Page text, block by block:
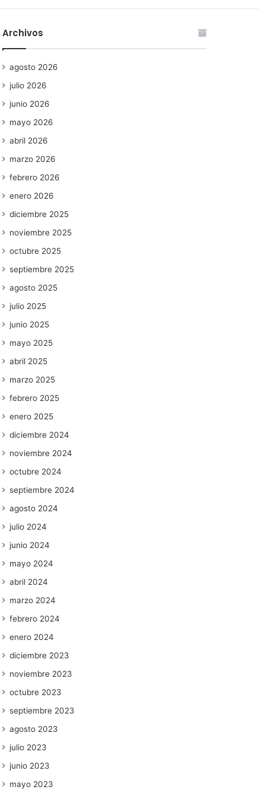
Archivos
agosto 2026
julio 2026
junio 2026
mayo 2026
abril 2026
marzo 2026
febrero 2026
enero 2026
diciembre 2025
noviembre 2025
octubre 2025
septiembre 2025
agosto 2025
julio 2025
junio 2025
mayo 2025
abril 2025
marzo 2025
febrero 2025
enero 2025
diciembre 2024
noviembre 2024
octubre 2024
septiembre 2024
agosto 2024
julio 2024
junio 2024
mayo 2024
abril 2024
marzo 2024
febrero 2024
enero 2024
diciembre 2023
noviembre 2023
octubre 2023
septiembre 2023
agosto 2023
julio 2023
junio 2023
mayo 2023